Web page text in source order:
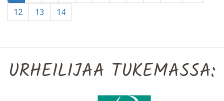
12
13 14
URHEILIJAA TUKEMASSA: